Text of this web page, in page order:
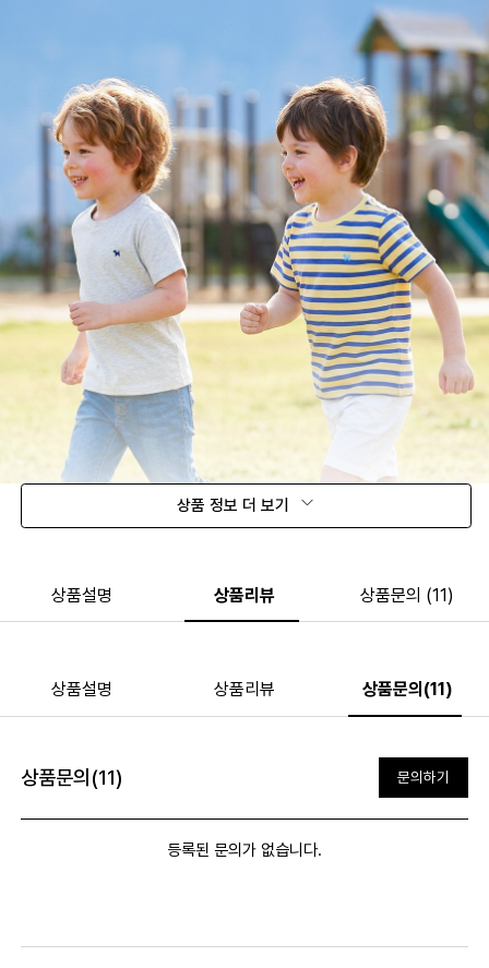
상품 정보 더 보기
상품설명 상품리뷰 상품문의 (11)
상품설명 상품리뷰 상품문의(11)
상품문의(11) 문의하기
등록된 문의가 없습니다.